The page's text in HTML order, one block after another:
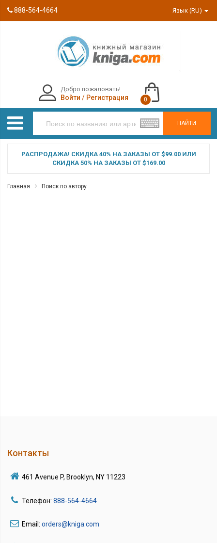
888-564-4664 Язык (RU)
НАЙТИ
Добро пожаловать!
Войти / Регистрация 0
РАСПРОДАЖА! СКИДКА 40% НА ЗАКАЗЫ ОТ $99.00 ИЛИ
СКИДКА 50% НА ЗАКАЗЫ ОТ $169.00
Главная Поиск по автору
Контакты
461 Avenue P, Brooklyn, NY 11223
Телефон: 888-564-4664
Email: orders@kniga.com